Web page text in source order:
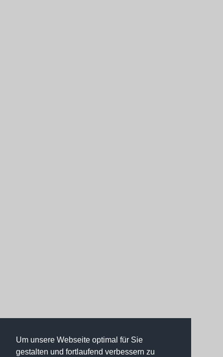
Um unsere Webseite optimal für Sie
gestalten und fortlaufend verbessern zu